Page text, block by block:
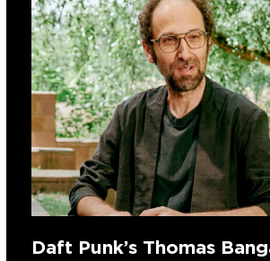
Daft Punk’s Thomas